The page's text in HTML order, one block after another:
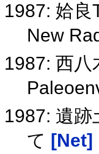
1987: 姶
New
1987: 西八
1987: 遺
て [Net]